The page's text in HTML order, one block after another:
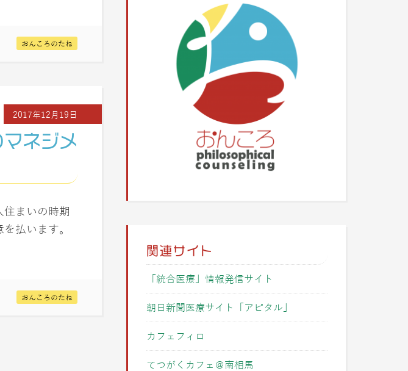
おんころのたね
2017年12月19日
ネジメ
まいの時期
払います。
おんころのたね
関連サイト
「統合医療」情報発信サイト
朝日新聞医療サイト「アピタル」
カフェフィロ
てつがくカフェ＠南相馬